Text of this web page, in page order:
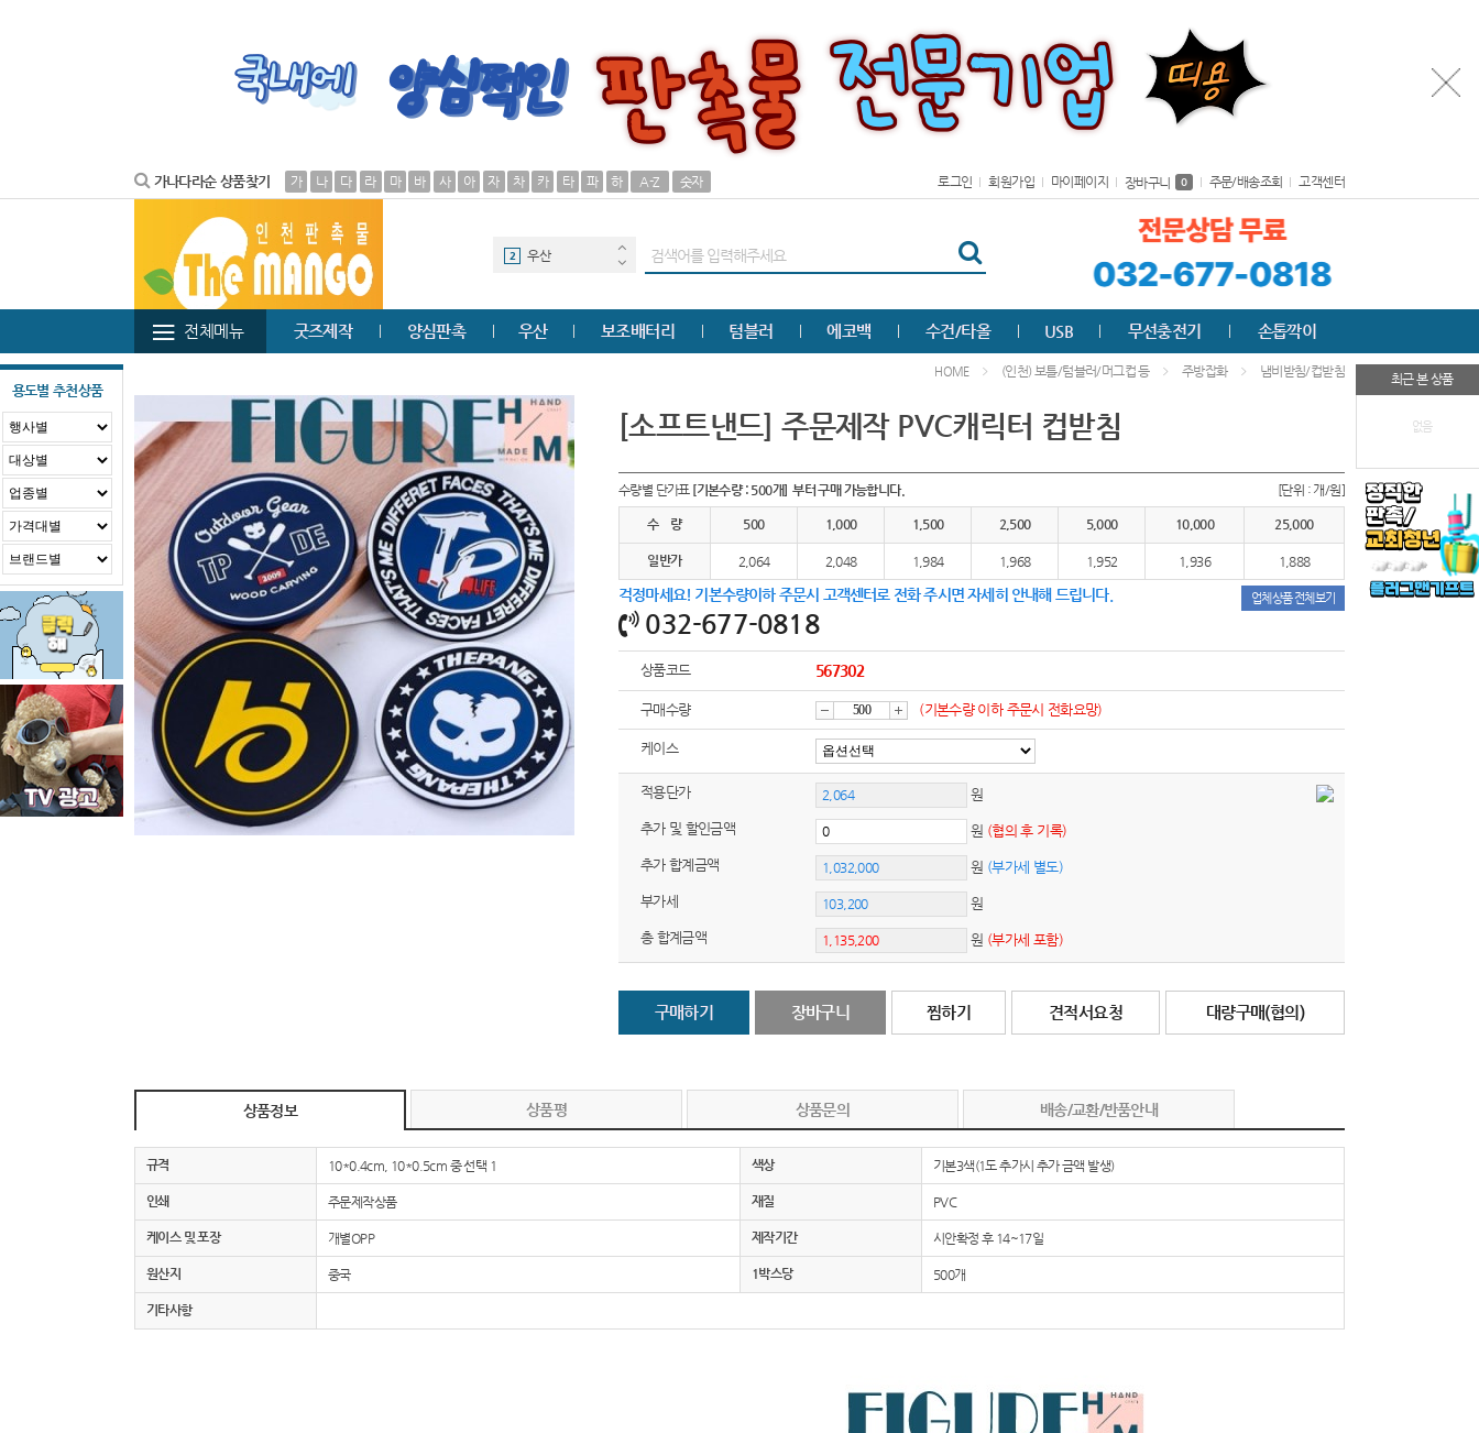
가나다라순 상품찾기 가 나 다 라 마 바 사 아 자 차 카 타 파 하 A-Z 숫자 로그인 회원가입 마이페이지 장바구니 0 주문/배송조회 고객센터
2 우산
4 AP-100062
5 볼펜
6 여행
7
8 파우치
9 양심판촉
11 AP-100039
12 노트
13 구급
14 수건
20 보조배터리
22 텀블러
전체메뉴 굿즈제작 양심판촉 우산 보조배터리 텀블러 에코백 수건/타올 USB 무선충전기 손톱깍이
용도별 추천상품
최근 본 상품
없음
HOME (인천) 보틀/텀블러/머그컵 등 주방잡화 냄비받침/컵받침
[소프트낸드] 주문제작 PVC캐릭터 컵받침
수량별 단가표 [기본수량 : 500개] 부터 구매 가능합니다. [단위 : 개/원]
수 량 500 1,000 1,500 2,500 5,000 10,000 25,000
일반가 2,064 2,048 1,984 1,968 1,952 1,936 1,888
걱정마세요! 기본수량이하 주문시 고객센터로 전화 주시면 자세히 안내해 드립니다.
032-677-0818
업체상품 전체보기
상품코드 567302
구매수량
감
소
증
가
(기본수량 이하 주문시 전화요망)
케이스
적용단가 원
추가 및 할인금액 원 (협의 후 기록)
추가 합계금액 원 (부가세 별도)
부가세 원
총 합계금액 원 (부가세 포함)
구매하기 장바구니 찜하기 견적서요청 대량구매(협의)
상품정보 상품평 상품문의 배송/교환/반품안내
규격 10*0.4cm, 10*0.5cm 중 선택 1 색상 기본3색(1도 추가시 추가 금액 발생)
인쇄 주문제작상품 재질 PVC
케이스 및 포장 개별OPP 제작기간 시안확정 후 14~17일
원산지 중국 1박스당 500개
기타사항